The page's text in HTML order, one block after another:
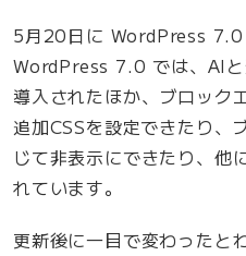
5月20日に WordPress 7.0
WordPress 7.0 では、AI
導入されたほか、ブロック
追加CSSを設定できたり、
じて非表示にできたり、他
れています。
更新後に一目で変わったと